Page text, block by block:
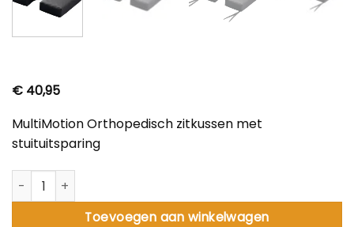
€ 40,95
MultiMotion Orthopedisch zitkussen met
stuituitsparing
MultiMotion Orthopedisch zitkussen met stuituitsparing
Toevoegen aan winkelwagen